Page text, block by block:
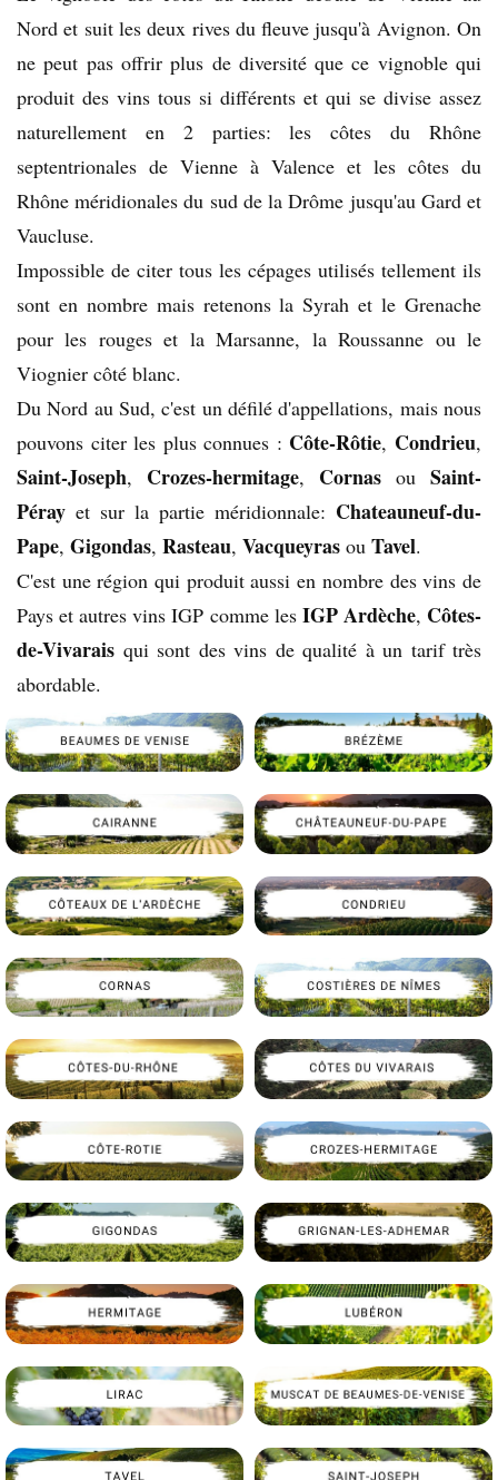
Nord et suit les deux rives du fleuve jusqu'à Avignon. On
ne peut pas offrir plus de diversité que ce vignoble qui
produit des vins tous si différents et qui se divise assez
naturellement en 2 parties: les côtes du Rhône
septentrionales de Vienne à Valence et les côtes du
Rhône méridionales du sud de la Drôme jusqu'au Gard et
Vaucluse.
Impossible de citer tous les cépages utilisés tellement ils
sont en nombre mais retenons la Syrah et le Grenache
pour les rouges et la Marsanne, la Roussanne ou le
Viognier côté blanc.
Du Nord au Sud, c'est un défilé d'appellations, mais nous
pouvons citer les plus connues : Côte-Rôtie, Condrieu,
Saint-Joseph, Crozes-hermitage, Cornas ou Saint-
Péray et sur la partie méridionnale: Chateauneuf-du-
Pape, Gigondas, Rasteau, Vacqueyras ou Tavel.
C'est une région qui produit aussi en nombre des vins de
Pays et autres vins IGP comme les IGP Ardèche, Côtes-
de-Vivarais qui sont des vins de qualité à un tarif très
abordable.